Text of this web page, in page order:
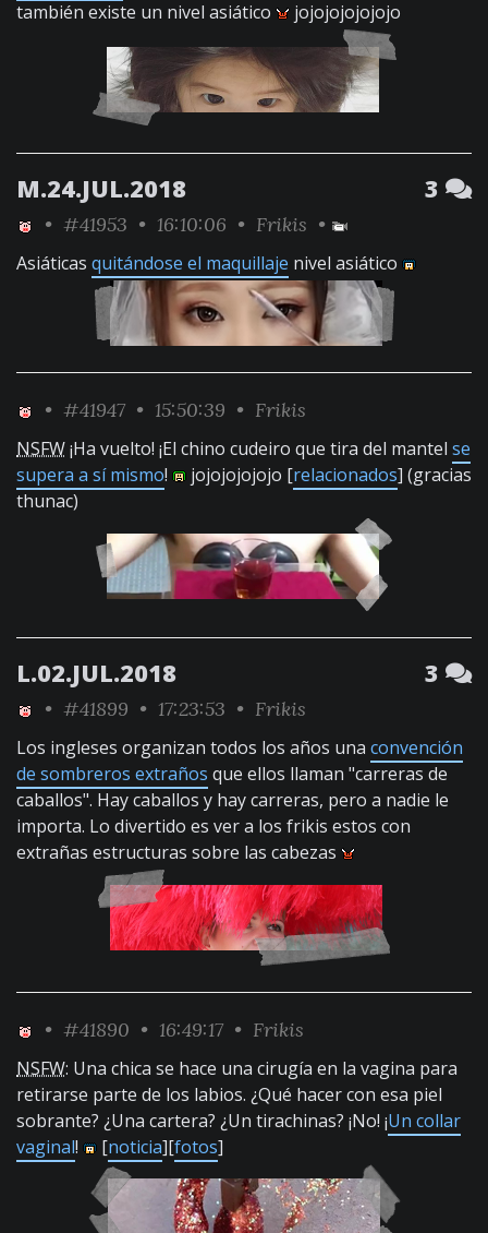
también existe un nivel asiático jojojojojojojo
M.24.JUL.2018 3
• #41953 • 16:10:06 • Frikis •
Asiáticas quitándose el maquillaje nivel asiático
• #41947 • 15:50:39 • Frikis
NSFW¡Ha vuelto! ¡El chino cudeiro que tira del mantel se
supera a sí mismo! jojojojojojo [relacionados] (gracias
thunac)
L.02.JUL.2018 3
• #41899 • 17:23:53 • Frikis
Los ingleses organizan todos los años una convención
de sombreros extraños que ellos llaman "carreras de
caballos". Hay caballos y hay carreras, pero a nadie le
importa. Lo divertido es ver a los frikis estos con
extrañas estructuras sobre las cabezas
• #41890 • 16:49:17 • Frikis
NSFW: Una chica se hace una cirugía en la vagina para
retirarse parte de los labios. ¿Qué hacer con esa piel
sobrante? ¿Una cartera? ¿Un tirachinas? ¡No! ¡Un collar
vaginal! [noticia][fotos]